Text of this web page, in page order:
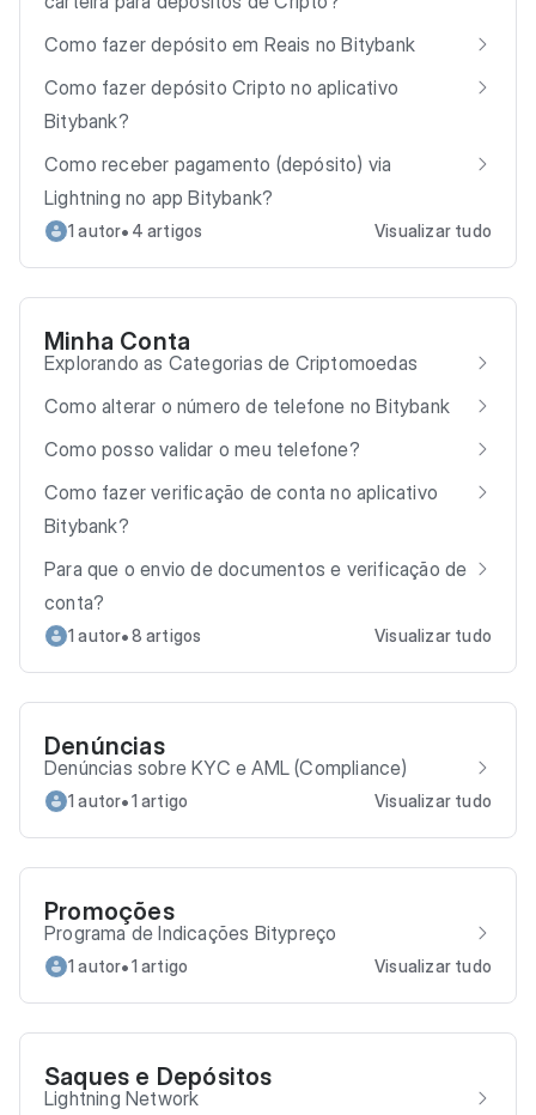
Como fazer depósito em Reais no Bitybank
Como fazer depósito Cripto no aplicativo
Bitybank?
Como receber pagamento (depósito) via
Lightning no app Bitybank?
1 autor• 4 artigos Visualizar tudo
Minha Conta
Explorando as Categorias de Criptomoedas
Como alterar o número de telefone no Bitybank
Como posso validar o meu telefone?
Como fazer verificação de conta no aplicativo
Bitybank?
Para que o envio de documentos e verificação de
conta?
1 autor•8 artigos Visualizar tudo
Denúncias
Denúncias sobre KYC e AML (Compliance)
1 autor•1 artigo Visualizar tudo
Promoções
Programa de Indicações Bitypreço
1 autor•1 artigo Visualizar tudo
Saques e Depósitos
Lightning Network